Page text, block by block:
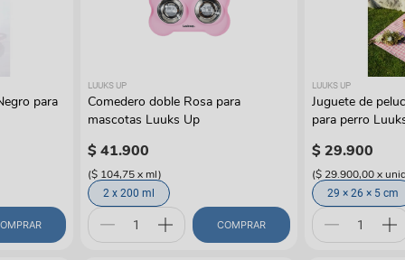
manchas
Cuidados especiales
Lazos y
Otros
para
LUUKS UP
Comedero doble Rosa para
mascotas Luuks Up
$41.900
($ 104,75x ml)
2 x 200 ml
COMPRAR
LUUKS UP
Juguete de
para perro
$29.900
($ 29.900,00x
29 × 26 × 5 cm